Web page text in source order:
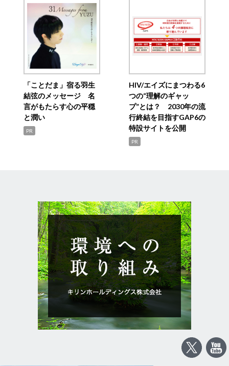
「ことだま」宿る羽生
結弦のメッセージ 名
言がもたらす心の平穏
と潤い
PR
HIV/エイズにまつわる6
つの“理解のギャッ
プ”とは？ 2030年の流
行終結を目指すGAP6の
特設サイトを公開
PR